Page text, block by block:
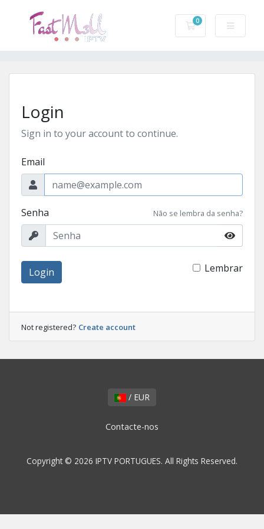
0
Carrinho de
Login
Sign in to your account to continue.
Email
Senha Não se lembra da senha?
Login Lembrar
Not registered? Create account
/ EUR
Contacte-nos
Copyright © 2026 IPTV PORTUGUES. All Rights Reserved.